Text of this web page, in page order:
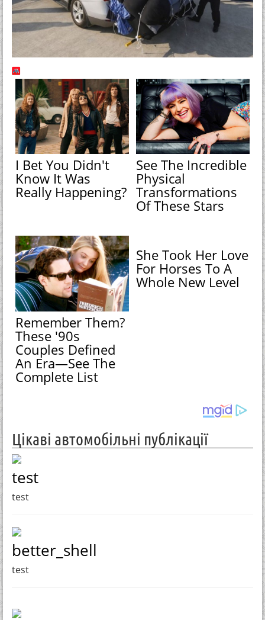
I Bet You Didn't
Know It Was
Really Happening?
See The Incredible
Physical
Transformations
Of These Stars
Remember Them?
These '90s
Couples Defined
An Era—See The
Complete List
She Took Her Love
For Horses To A
Whole New Level
Цікаві автомобільні публікації
test
test
better_shell
test